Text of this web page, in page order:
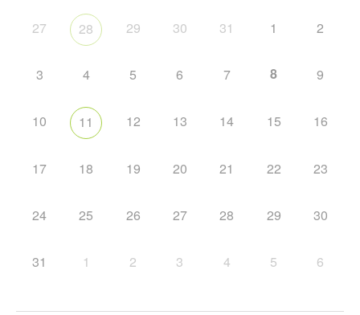
27 28 29 30 31 1 2
3 4 5 6 7 8 9
10 11 12 13 14 15 16
17 18 19 20 21 22 23
24 25 26 27 28 29 30
31 1 2 3 4 5 6